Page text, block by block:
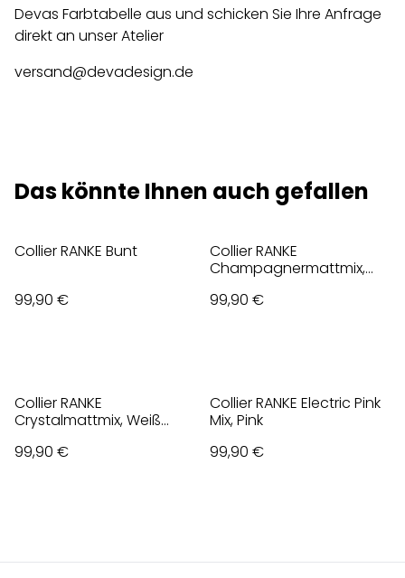
Devas Farbtabelle aus und schicken Sie Ihre Anfrage
direkt an unser Atelier
versand@devadesign.de
Das könnte Ihnen auch gefallen
Collier RANKE Bunt
99,90 €
Collier RANKE
Champagnermattmix,
99,90 €
Collier RANKE
Crystalmattmix, Weiß
99,90 €
Collier RANKE Electric Pink
Mix, Pink
99,90 €